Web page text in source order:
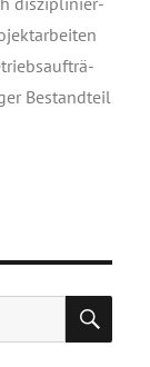
Bestand­teil